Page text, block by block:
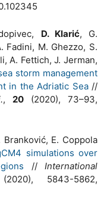
D. Klarić, G.
Fadini, M. Ghezzo, S.
A. Fettich, J. Jerman,
storm management
in the Adriatic Sea//
, 20(2020), 73–93,
Branković, E. Coppola
simulations over
// International
5843-5862,